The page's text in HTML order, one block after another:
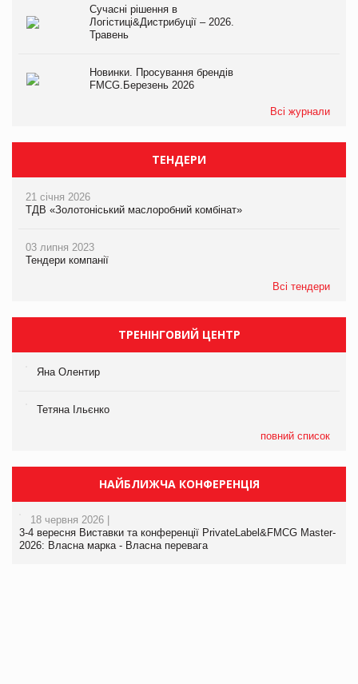
Сучасні рішення в
Логістиці&Дистрибуції – 2026.
Травень
Новинки. Просування брендів
FMCG.Березень 2026
Всі журнали
ТЕНДЕРИ
21 січня 2026
ТДВ «Золотоніський маслоробний комбінат»
03 липня 2023
Тендери компанії
Всі тендери
ТРЕНІНГОВИЙ ЦЕНТР
Яна Олентир
Тетяна Ільєнко
повний список
НАЙБЛИЖЧА КОНФЕРЕНЦІЯ
18 червня 2026 |
3-4 вересня Виставки та конференції PrivateLabel&FMCG Master-
2026: Власна марка - Власна перевага